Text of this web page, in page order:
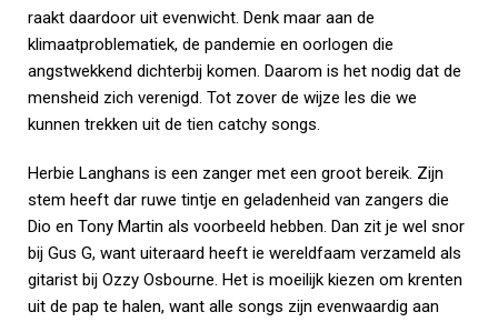
raakt daardoor uit evenwicht. Denk maar aan de
klimaatproblematiek, de pandemie en oorlogen die
angstwekkend dichterbij komen. Daarom is het nodig dat de
mensheid zich verenigd. Tot zover de wijze les die we
kunnen trekken uit de tien catchy songs.
Herbie Langhans is een zanger met een groot bereik. Zijn
stem heeft dar ruwe tintje en geladenheid van zangers die
Dio en Tony Martin als voorbeeld hebben. Dan zit je wel snor
bij Gus G, want uiteraard heeft ie wereldfaam verzameld als
gitarist bij Ozzy Osbourne. Het is moeilijk kiezen om krenten
uit de pap te halen, want alle songs zijn evenwaardig aan